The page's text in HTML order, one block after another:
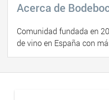
Acerca de
Comunidad fundada en
de vino en España con